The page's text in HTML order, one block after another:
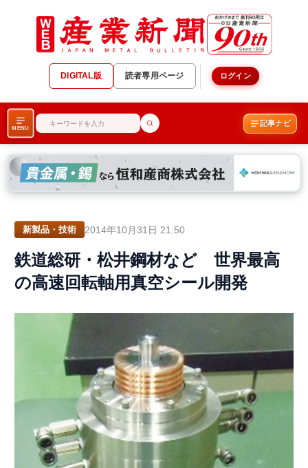
DIGITAL版 読者専用ページ ログイン
MENU
記事ナビ
新製品・技術 2014年10月31日 21:50
鉄道総研・松井鋼材など 世界最高
の高速回転軸用真空シール開発